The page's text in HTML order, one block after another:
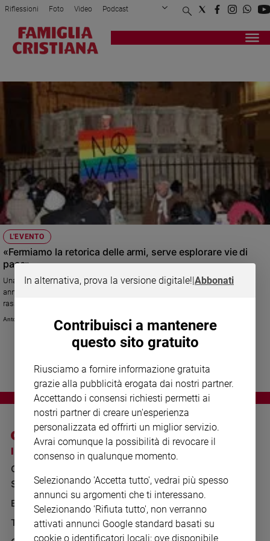
Attualità
giustizia
Sport
Interviste
Papa
Papa
Chiesa
Chiesa
Fede
Devozione
giorno
Santo
del
giorno
Società
e
valori
Riflessioni Foto Video Podcast
Privacy Policy Chi siamo
Registrati Redazione
L'EVENTO
«Fermiamo la retorica delle armi, serve esplorare vie di
pace»
Una Marcia straordinaria Perugia-Assisi la notte scorsa per il primo
anniversario del conflitto. Il coordinatore Flavio Lotti: «Noi non ci
rassegniamo e non possiamo giustificare questa delega totale ed
esclusiva alle armi che hanno provocato in dodici mesi centinaia di
migliaia di morti tra i soldati e i civili. La politica è assente e non vuole
cercare spazi di negoziato e dialogo»
Antonio Sanfrancesco
I SITI SAN PAOLO
GRUPPO EDITORIALE
SAN PAOLO
BENESSERE
TELENOVA
NOTE LEGALI
INFORMATIVA
WHISTLEBLOWING
SOCIAL
In alternativa, prova la versione digitale!|Abbonati
Contribuisci a mantenere
questo sito gratuito
Riusciamo a fornire informazione gratuita
grazie alla pubblicità erogata dai nostri partner.
Accettando i consensi richiesti permetti ai
nostri partner di creare un'esperienza
personalizzata ed offrirti un miglior servizio.
Avrai comunque la possibilità di revocare il
consenso in qualunque momento.
Selezionando 'Accetta tutto', vedrai più spesso
annunci su argomenti che ti interessano.
Selezionando 'Rifiuta tutto', non verranno
attivati annunci Google standard basati su
cookie o identificatori locali; ove disponibile